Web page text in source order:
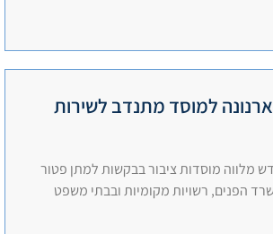
למוסד מתנדב לשירות
מלווה מוסדות ציבור בבקשות למתן פטור
הפנים, רשויות מקומיות ובבתי משפט